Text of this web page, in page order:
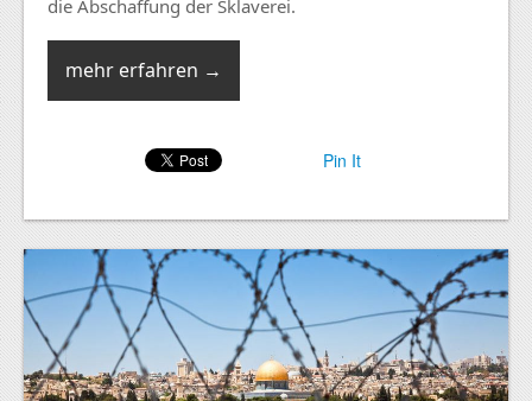
die Abschaffung der Sklaverei.
mehr erfahren →
Pin It